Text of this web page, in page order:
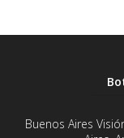
Buenos Aires